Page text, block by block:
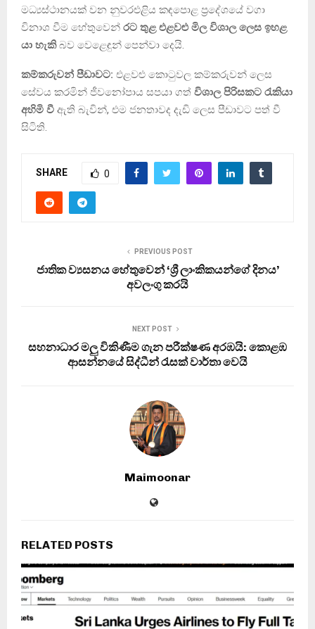
මධ්‍යස්ථානයක් වන නුවරඑළිය කඳපොළ ප්‍රදේශයේ වගා
විනාශ වීම හේතුවෙන් රට තුළ එළවළු මිල විශාල ලෙස ඉහළ
යා හැකිබව වෙළෙඳුන් පෙන්වා දෙයි.
කම්කරුවන් පීඩාවට: එළවළු කොටුවල කම්කරුවන් ලෙස
සේවය කරමින් ජීවනෝපාය සපයා ගත් විශාල පිරිසකට රැකියා
අහිමි වී ඇති බැවින්, එම ජනතාවද දැඩි ලෙස පීඩාවට පත් වී
සිටිති.
SHARE 0
PREVIOUS POST
ජාතික ව්‍යසනය හේතුවෙන් ‘ශ්‍රී ලාංකිකයන්ගේ දිනය’
අවලංගු කරයි
NEXT POST
සහනාධාර මලු විකිණීම ගැන පරීක්ෂණ අරඹයි: කොළඹ
ආසන්නයේ සිද්ධීන් රැසක් වාර්තා වෙයි
Maimoonar
RELATED POSTS